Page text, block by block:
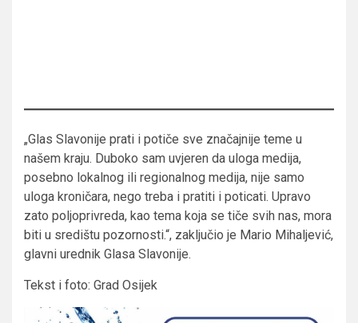
„Glas Slavonije prati i potiče sve značajnije teme u
našem kraju. Duboko sam uvjeren da uloga medija,
posebno lokalnog ili regionalnog medija, nije samo
uloga kroničara, nego treba i pratiti i poticati. Upravo
zato poljoprivreda, kao tema koja se tiče svih nas, mora
biti u središtu pozornosti.“, zaključio je Mario Mihaljević,
glavni urednik Glasa Slavonije.
Tekst i foto: Grad Osijek